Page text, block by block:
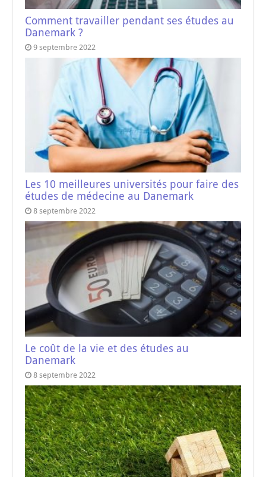
Comment travailler pendant ses études au
Danemark ?
9 septembre 2022
Les 10 meilleures universités pour faire des
études de médecine au Danemark
8 septembre 2022
Le coût de la vie et des études au
Danemark
8 septembre 2022